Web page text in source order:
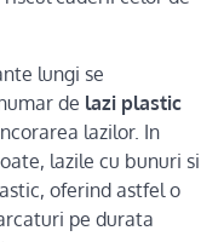
lungi se
de lazi plastic
lazilor. In
lazile cu bunuri si
oferind astfel o
pe durata